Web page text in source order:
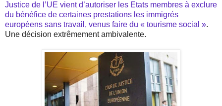
Justice de l’UE vient d’autoriser les Etats membres à exclure
du bénéfice de certaines prestations les immigrés
européens sans travail, venus faire du « tourisme social ».
Une décision extrêmement ambivalente.